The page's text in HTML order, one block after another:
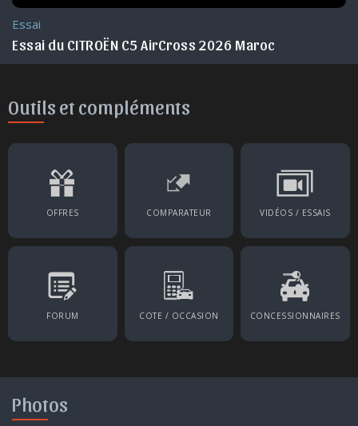
Essai
Essai du CITROËN C5 AirCross 2026 Maroc
Outils et compléments
OFFRES COMPARATEUR VIDÉOS / ESSAIS
FORUM COTE / OCCASION CONCESSIONNAIRES
Photos